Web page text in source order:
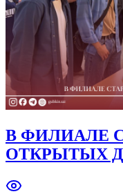
В ФИЛИАЛЕ
ОТКРЫТЫХ